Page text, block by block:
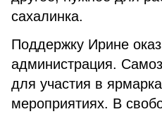
сахалинка.
Поддержку Ирине
администрация.
для участия в
мероприятиях. В